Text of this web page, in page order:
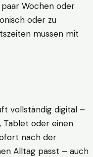
Wochen oder
oder zu
müssen mit
vollständig digital –
Tablet oder einen
nach der
Alltag passt – auch